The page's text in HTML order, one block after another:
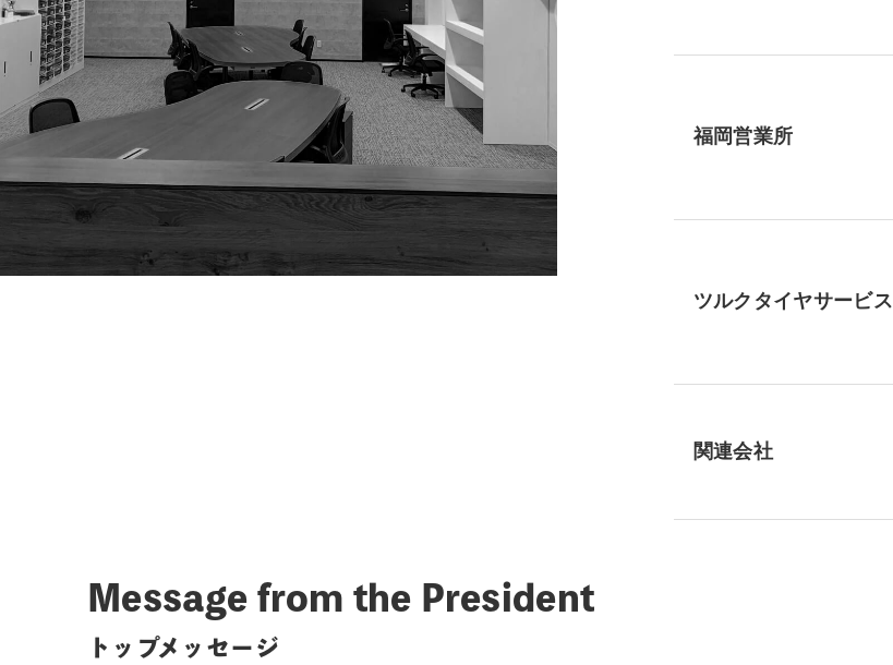
福岡営業所
ツルクタイヤサービス
関連会社
Message from the President
トップメッセージ